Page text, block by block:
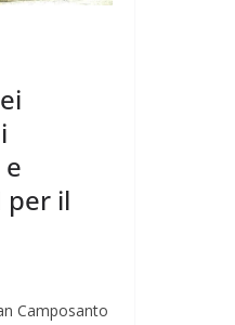
per il
Camposanto